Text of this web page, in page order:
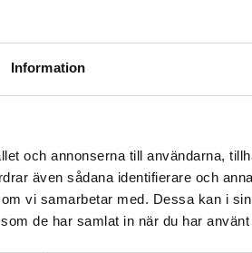
Information
och annonserna till användarna,
även sådana identifierare och
vi samarbetar med. Dessa kan i
de har samlat in när du har